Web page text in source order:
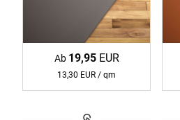
Ab 19,95EUR
13,30 EUR / qm